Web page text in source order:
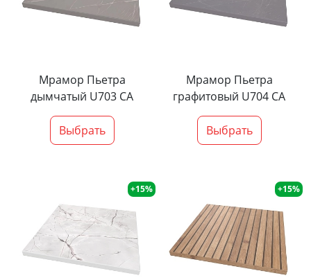
Мрамор Пьетра
дымчатый U703 CA
Выбрать
Мрамор Пьетра
графитовый U704 CA
Выбрать
+15% +15%